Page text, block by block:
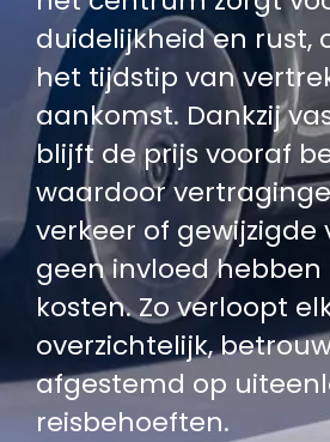
duidelijkheid en rust,
het tijdstip van
aankomst. Dankzij
blijft de prijs vooraf
waardoor
verkeer of
geen invloed hebben
kosten. Zo verloopt
overzichtelijk,
afgestemd op
reisbehoeften.